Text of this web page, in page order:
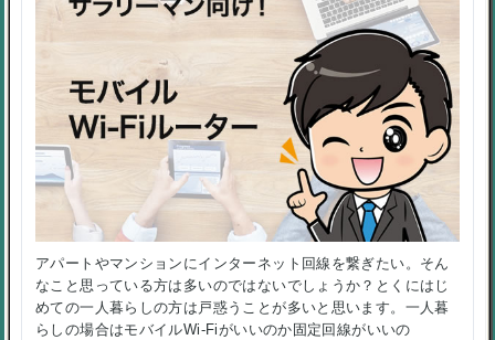
アパートやマンションにインターネット回線を繋ぎたい。そん
なこと思っている方は多いのではないでしょうか？とくにはじ
めての一人暮らしの方は戸惑うことが多いと思います。一人暮
らしの場合はモバイルWi-Fiがいいのか固定回線がいいの